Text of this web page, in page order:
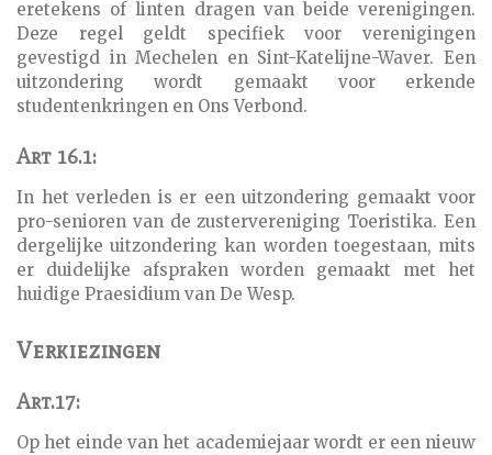
eretekens of linten dragen van beide verenigingen.
Deze regel geldt specifiek voor verenigingen
gevestigd in Mechelen en Sint-Katelijne-Waver. Een
uitzondering wordt gemaakt voor erkende
studentenkringen en Ons Verbond.
Art 16.1:
In het verleden is er een uitzondering gemaakt voor
pro-senioren van de zustervereniging Toeristika. Een
dergelijke uitzondering kan worden toegestaan, mits
er duidelijke afspraken worden gemaakt met het
huidige Praesidium van De Wesp.
Verkiezingen
Art.17:
Op het einde van het academiejaar wordt er een nieuw